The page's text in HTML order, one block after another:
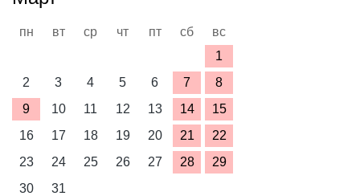
пн вт ср чт пт сб
вс
1
2
3 4 5 6 7
8
9
10 11 12 13 14
15
16
17 18 19 20 21
22
23
24 25 26 27 28
29
30
31